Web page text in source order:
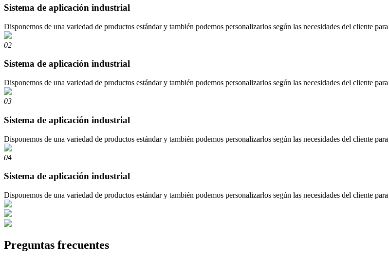
Sistema de aplicación industrial
Disponemos de una variedad de productos estándar y también podemos personalizarlos según las necesidades del cliente
02
Sistema de aplicación industrial
Disponemos de una variedad de productos estándar y también podemos personalizarlos según las necesidades del cliente
03
Sistema de aplicación industrial
Disponemos de una variedad de productos estándar y también podemos personalizarlos según las necesidades del cliente
04
Sistema de aplicación industrial
Disponemos de una variedad de productos estándar y también podemos personalizarlos según las necesidades del cliente
Preguntas frecuentes